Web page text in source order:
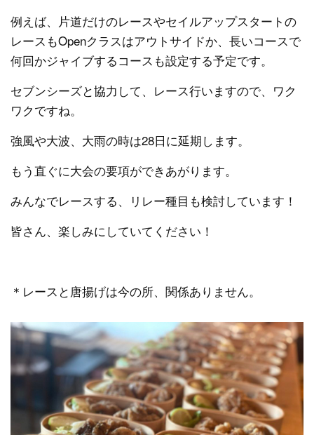
例えば、片道だけのレースやセイルアップスタートの
レースもOpenクラスはアウトサイドか、長いコースで
何回かジャイブするコースも設定する予定です。
セブンシーズと協力して、レース行いますので、ワク
ワクですね。
強風や大波、大雨の時は28日に延期します。
もう直ぐに大会の要項ができあがります。
みんなでレースする、リレー種目も検討しています！
皆さん、楽しみにしていてください！
＊レースと唐揚げは今の所、関係ありません。